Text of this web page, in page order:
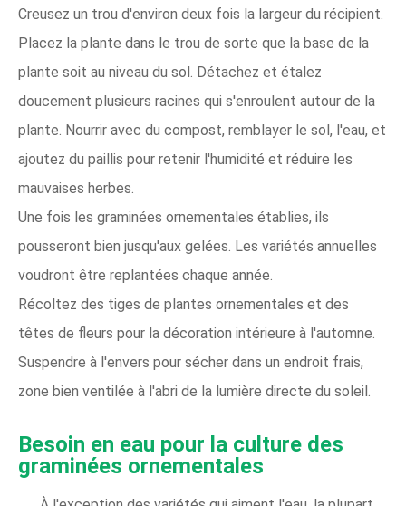
Creusez un trou d'environ deux fois la largeur du récipient.
Placez la plante dans le trou de sorte que la base de la
plante soit au niveau du sol. Détachez et étalez
doucement plusieurs racines qui s'enroulent autour de la
plante. Nourrir avec du compost, remblayer le sol, l'eau, et
ajoutez du paillis pour retenir l'humidité et réduire les
mauvaises herbes.
Une fois les graminées ornementales établies, ils
pousseront bien jusqu'aux gelées. Les variétés annuelles
voudront être replantées chaque année.
Récoltez des tiges de plantes ornementales et des
têtes de fleurs pour la décoration intérieure à l'automne.
Suspendre à l'envers pour sécher dans un endroit frais,
zone bien ventilée à l'abri de la lumière directe du soleil.
Besoin en eau pour la culture des
graminées ornementales